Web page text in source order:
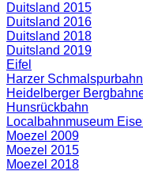
Duitsland 2015
Duitsland 2016
Duitsland 2018
Duitsland 2019
Eifel
Harzer
Heidelberger
Hunsrückbahn
Localbahnmuseum
Moezel 2009
Moezel 2015
Moezel 2018